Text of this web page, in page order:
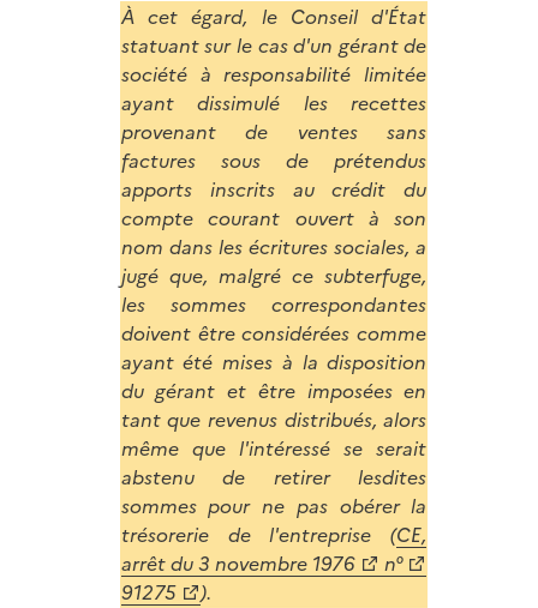
À cet égard, le Conseil d'État
statuant sur le cas d'un gérant de
société à responsabilité limitée
ayant dissimulé les recettes
provenant de ventes sans
factures sous de prétendus
apports inscrits au crédit du
compte courant ouvert à son
nom dans les écritures sociales, a
jugé que, malgré ce subterfuge,
les sommes correspondantes
doivent être considérées comme
ayant été mises à la disposition
du gérant et être imposées en
tant que revenus distribués, alors
même que l'intéressé se serait
abstenu de retirer lesdites
sommes pour ne pas obérer la
trésorerie de l'entreprise (CE,
arrêt du 3 novembre 1976
n°
91275
).